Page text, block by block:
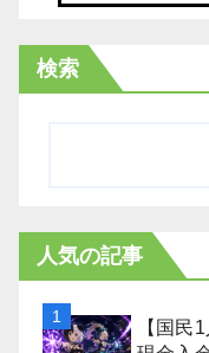
検索
人気の記事
【国民